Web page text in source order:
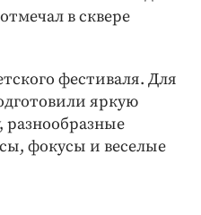
в сквере
фестиваля. Для
яркую
фокусы и веселые